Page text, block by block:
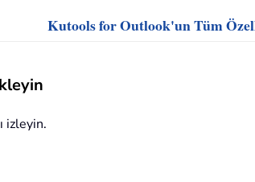
Kutools for Outlook'un Tüm
izleyin.